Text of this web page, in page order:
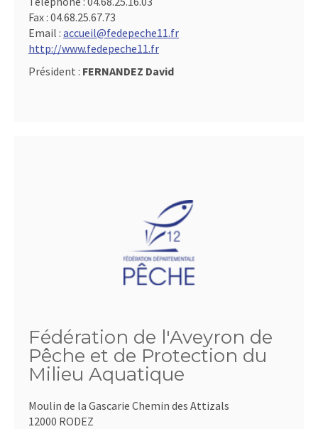
Fax : 04.68.25.67.73
Email : accueil@fedepeche11.fr
http://www.fedepeche11.fr
Président : FERNANDEZ David
Fédération de l'Aveyron de
Pêche et de Protection du
Milieu Aquatique
Moulin de la Gascarie Chemin des Attizals
12000 RODEZ